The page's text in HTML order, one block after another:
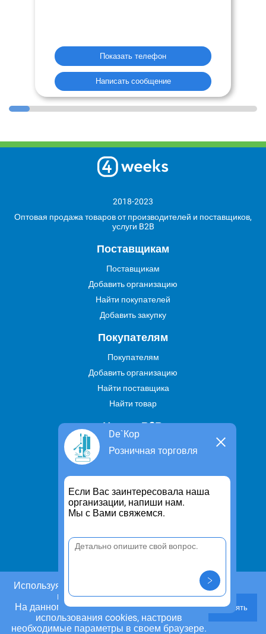
Показать телефон
Написать сообщение
Dе`Кор
Розничная торговля
Если Вас заинтересовала наша
организации, напиши нам.
Мы с Вами свяжемся.
Используя этот сайт, Вы даете согласие на
использование cookies.
На данном этапе Вы можете отказаться от
использования cookies, настроив
необходимые параметры в своем браузере.
Принять
2018-2023
Оптовая продажа товаров от производителей и поставщиков,
услуги B2B
Поставщикам
Поставщикам
Добавить организацию
Найти покупателей
Добавить закупку
Покупателям
Покупателям
Добавить организацию
Найти поставщика
Найти товар
Услуги В2В
Найти услугу
Предложить свою услугу
Дропшиппинг
Транспортные услуги
Информация
Политика конфиденциальности
Контакты